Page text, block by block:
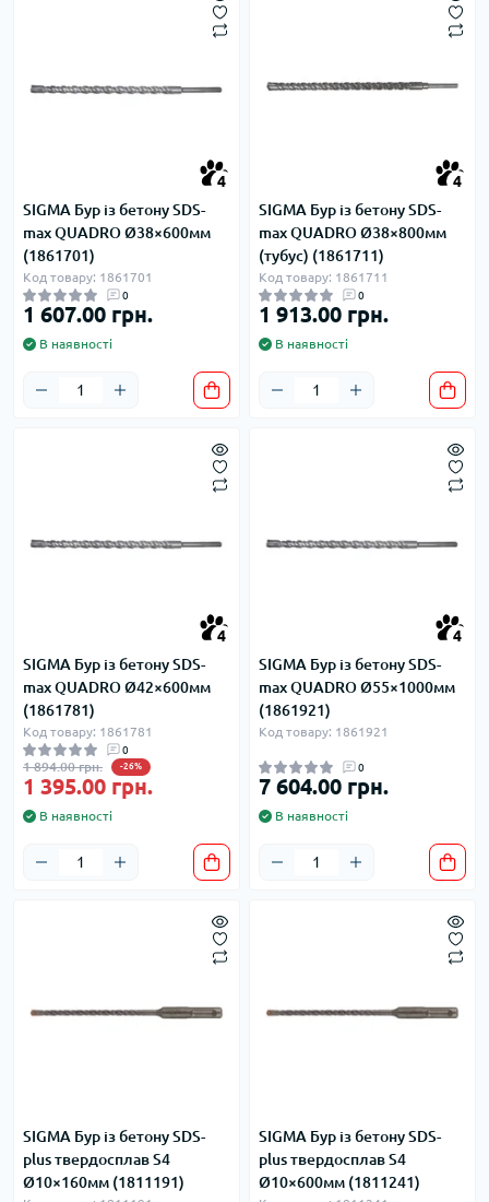
4
SIGMA Бур із бетону SDS-
max QUADRO Ø38×600мм
(1861701)
Код товару: 1861701
0
1 607.00 грн.
В наявності
4
SIGMA Бур із бетону SDS-
max QUADRO Ø38×800мм
(тубус) (1861711)
Код товару: 1861711
0
1 913.00 грн.
В наявності
4
SIGMA Бур із бетону SDS-
max QUADRO Ø42×600мм
(1861781)
Код товару: 1861781
0
1 894.00 грн. -26%
1 395.00 грн.
В наявності
4
SIGMA Бур із бетону SDS-
max QUADRO Ø55×1000мм
(1861921)
Код товару: 1861921
0
7 604.00 грн.
В наявності
SIGMA Бур із бетону SDS-
plus твердосплав S4
Ø10×160мм (1811191)
SIGMA Бур із бетону SDS-
plus твердосплав S4
Ø10×600мм (1811241)